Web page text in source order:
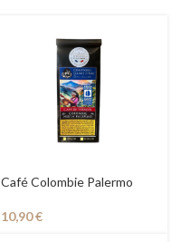
Café Colombie Palermo
10,90€